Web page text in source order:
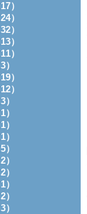
）
）
）
）
）
）
）